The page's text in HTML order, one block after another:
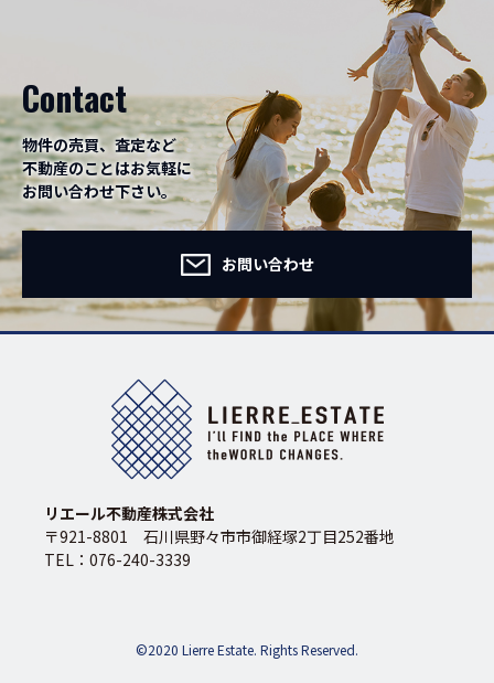
Contact
物件の売買、査定など
不動産のことはお気軽に
お問い合わせ下さい。
お問い合わせ
リエール不動産株式会社
〒921-8801 石川県野々市市御経塚2丁目252番地
TEL：076-240-3339
©2020 Lierre Estate. Rights Reserved.